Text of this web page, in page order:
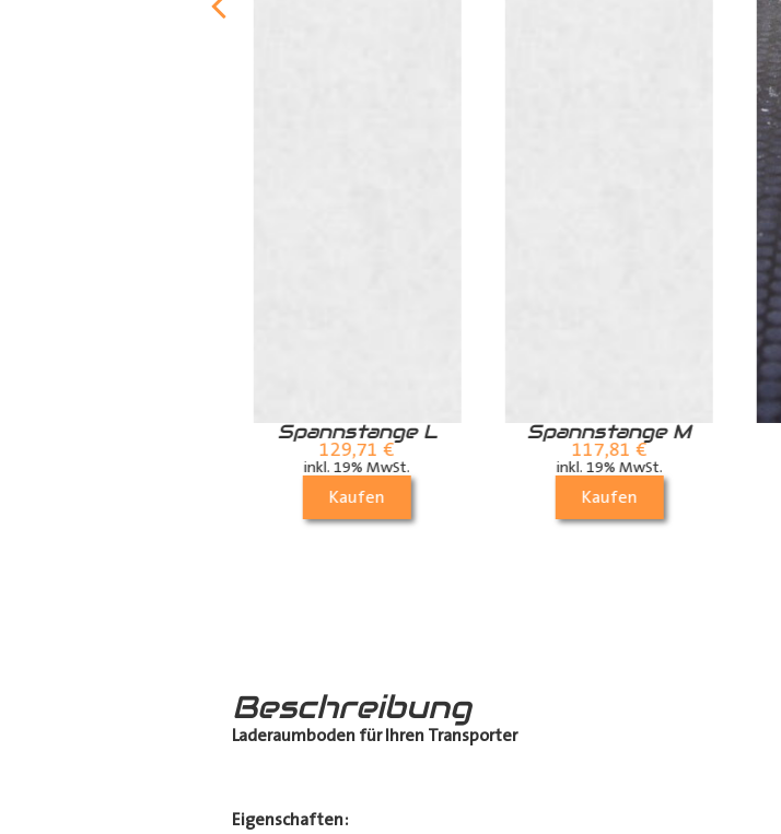
Spannstange L
129,71€
inkl. 19% MwSt.
Kaufen
Spannstange M
117,81 €
inkl. 19% MwSt.
Kaufen
Beschreibung
Laderaumboden für Ihren Transporter
Eigenschaften: